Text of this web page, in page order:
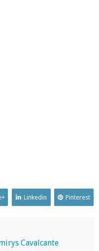
Linkedin Pinterest
Cavalcante